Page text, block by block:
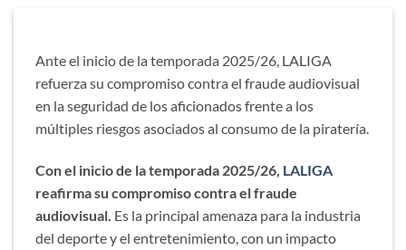
Ante el inicio de la temporada 2025/26, LALIGA
refuerza su compromiso contra el fraude audiovisual
en la seguridad de los aficionados frente a los
múltiples riesgos asociados al consumo de la piratería.
Con el inicio de la temporada 2025/26, LALIGA
reafirma su compromiso contra el fraude
audiovisual. Es la principal amenaza para la industria
del deporte y el entretenimiento, con un impacto